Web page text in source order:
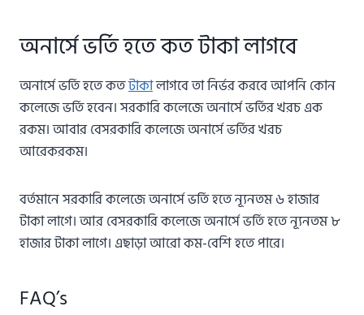
অনার্সে ভর্তি হতে কত টাকা লাগবে
অনার্সে ভর্তি হতে কতটাকালাগবে তা নির্ভর করবে আপনি কোন
কলেজে ভর্তি হবেন। সরকারি কলেজে অনার্সে ভর্তির খরচ এক
রকম। আবার বেসরকারি কলেজে অনার্সে ভর্তির খরচ
আরেকরকম।
বর্তমানে সরকারি কলেজে অনার্সে ভর্তি হতে ন্যূনতম ৬ হাজার
টাকা লাগে। আর বেসরকারি কলেজে অনার্সে ভর্তি হতে ন্যূনতম ৮
হাজার টাকা লাগে। এছাড়া আরো কম-বেশি হতে পারে।
FAQ’s